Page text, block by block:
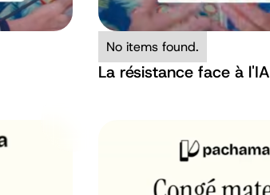
No items found.
La résistance face à l'IA